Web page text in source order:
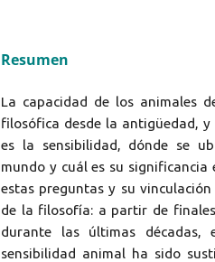
Resumen
La capacidad de los animales
filosófica desde la antigüedad,
es la sensibilidad, dónde se
mundo y cuál es su significancia
estas preguntas y su
de la filosofía: a partir de
durante las últimas
sensibilidad animal ha sido